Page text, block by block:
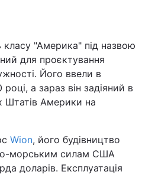
"Америка" під назвою
для проєктування
Його ввели в
а зараз він задіяний в
Штатів Америки на
Wion, його будівництво
морським силам США
доларів. Експлуатація